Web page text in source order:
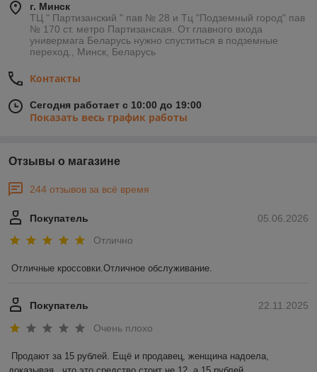
г. Минск
ТЦ " Партизанский " пав № 28 и Тц "Подземный город" пав
№ 170 ст. метро Партизанская. От главного входа
универмага Беларусь нужно спуститься в подземные
переход., Минск, Беларусь
Контакты
Сегодня работает с 10:00 до 19:00
Показать весь график работы
Отзывы о магазине
244 отзывов за всё время
05.06.2026
Покупатель
Отлично
Отличные кроссовки.Отличное обслуживание.
22.11.2025
Покупатель
Очень плохо
Продают за 15 рублей. Ещё и продавец, женщина надоела,